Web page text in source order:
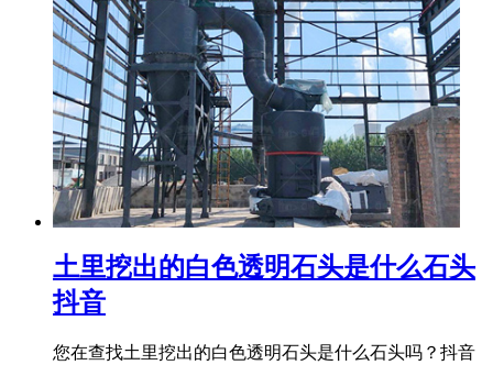
土里挖出的白色透明石头是什么石头
抖音
您在查找土里挖出的白色透明石头是什么石头吗？抖音